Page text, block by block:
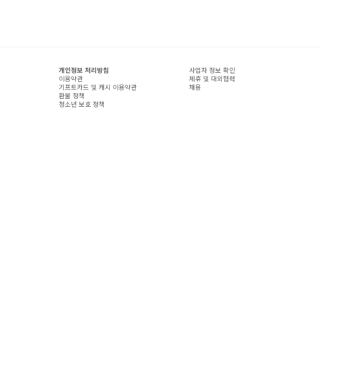
개인정보 처리방침
이용약관
기프트카드 및 캐시 이용약관
환불 정책
청소년 보호 정책
사업자 정보 확인
제휴 및 대외협력
채용